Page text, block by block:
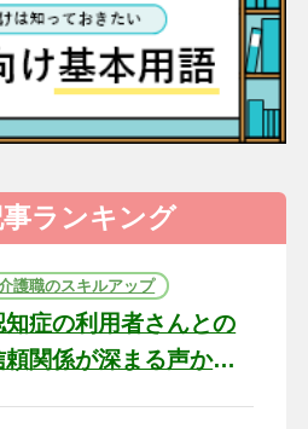
事ランキング
護職のスキルアップ
知症の利用者さんとの
頼関係が深まる声かけ